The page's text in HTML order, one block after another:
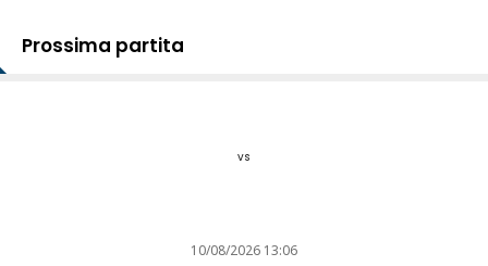
Prossima partita
vs
10/08/2026 13:06